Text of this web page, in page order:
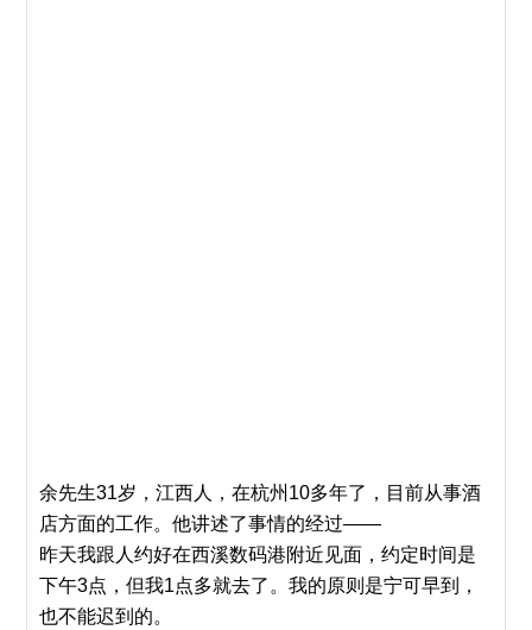
余先生31岁，江西人，在杭州10多年了，目前从事酒
店方面的工作。他讲述了事情的经过——
昨天我跟人约好在西溪数码港附近见面，约定时间是
下午3点，但我1点多就去了。我的原则是宁可早到，
也不能迟到的。